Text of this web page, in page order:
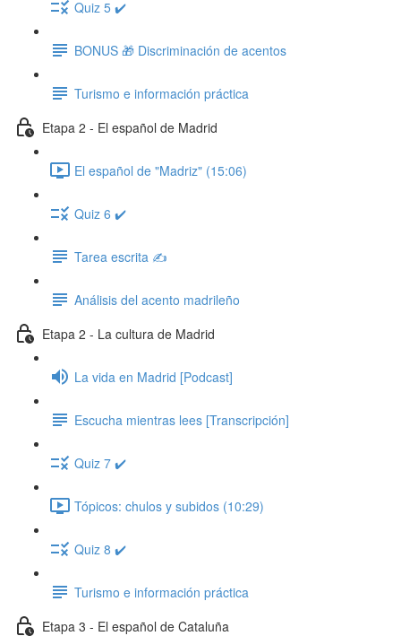
Quiz 5 ✔️
BONUS 🎁 Discriminación de acentos
Turismo e información práctica
Etapa 2 - El español de Madrid
El español de "Madriz" (15:06)
Quiz 6 ✔️
Tarea escrita ✍️
Análisis del acento madrileño
Etapa 2 - La cultura de Madrid
La vida en Madrid [Podcast]
Escucha mientras lees [Transcripción]
Quiz 7 ✔️
Tópicos: chulos y subidos (10:29)
Quiz 8 ✔️
Turismo e información práctica
Etapa 3 - El español de Cataluña